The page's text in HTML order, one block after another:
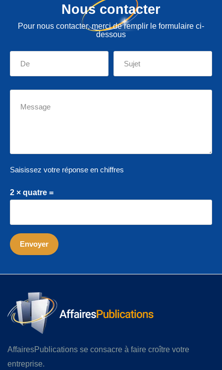
Nous contacter
Pour nous contacter, merci de remplir le formulaire ci-
dessous
Saisissez votre réponse en chiffres
2 × quatre =
AffairesPublications se consacre à faire croître votre
entreprise.